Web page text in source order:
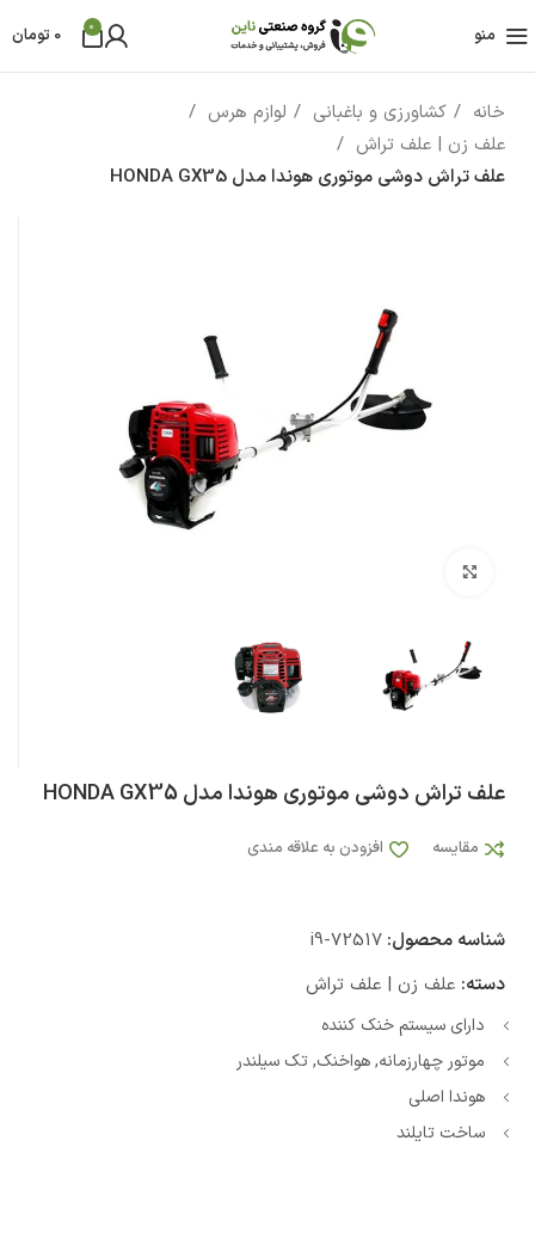
منو 0
0 تومان
خانه کشاورزی و باغبانی
لوازم هرس
علف زن | علف تراش
علف تراش دوشی موتوری هوندا مدل HONDA GX35
علف تراش دوشی موتوری هوندا مدل HONDA GX35
مقایسه افزودن به علاقه مندی
شناسه محصول: i9-72517
دسته: علف زن | علف تراش
دارای سیستم خنک کننده
موتور چهارزمانه, هواخنک, تک سیلندر
هوندا اصلی
ساخت تایلند